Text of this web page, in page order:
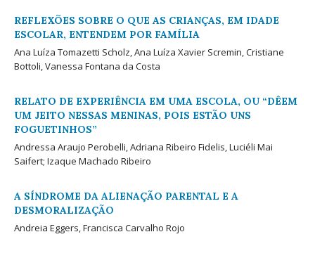
REFLEXÕES SOBRE O QUE AS CRIANÇAS, EM IDADE
ESCOLAR, ENTENDEM POR FAMÍLIA
Ana Luíza Tomazetti Scholz, Ana Luíza Xavier Scremin, Cristiane
Bottoli, Vanessa Fontana da Costa
RELATO DE EXPERIÊNCIA EM UMA ESCOLA, OU “DÊEM
UM JEITO NESSAS MENINAS, POIS ESTÃO UNS
FOGUETINHOS”
Andressa Araujo Perobelli, Adriana Ribeiro Fidelis, Luciéli Mai
Saifert; Izaque Machado Ribeiro
A SÍNDROME DA ALIENAÇÃO PARENTAL E A
DESMORALIZAÇÃO
Andreia Eggers, Francisca Carvalho Rojo